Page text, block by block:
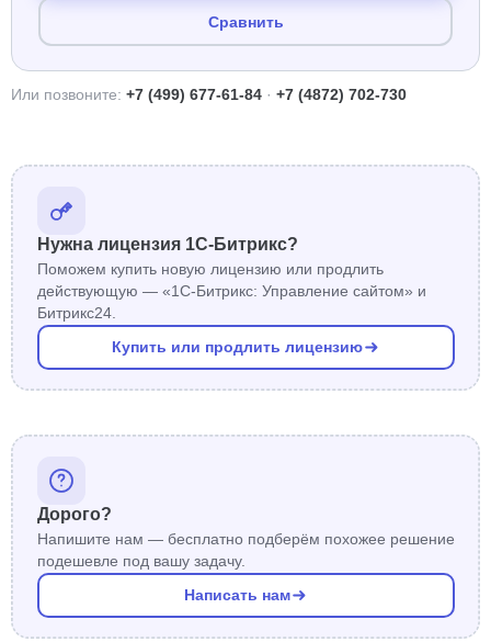
Сравнить
Или позвоните: +7 (499) 677-61-84 · +7 (4872) 702-730
Нужна лицензия 1С-Битрикс?
Поможем купить новую лицензию или продлить
действующую — «1С-Битрикс: Управление сайтом» и
Битрикс24.
Купить или продлить лицензию
Дорого?
Напишите нам — бесплатно подберём похожее решение
подешевле под вашу задачу.
Написать нам